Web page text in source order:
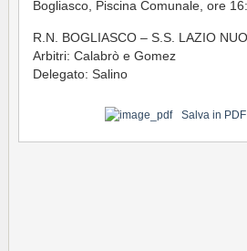
Bogliasco, Piscina Comunale, ore
R.N. BOGLIASCO – S.S. LAZIO
Arbitri: Calabrò e Gomez
Delegato: Salino
Salva in PDF